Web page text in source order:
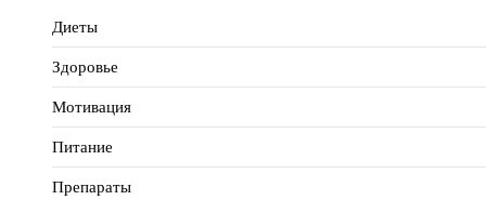
Диеты
Здоровье
Мотивация
Питание
Препараты